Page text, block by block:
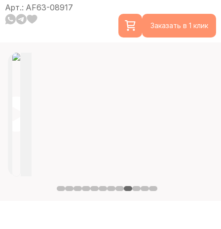
Арт.: AF63-08917
Заказать в 1 клик